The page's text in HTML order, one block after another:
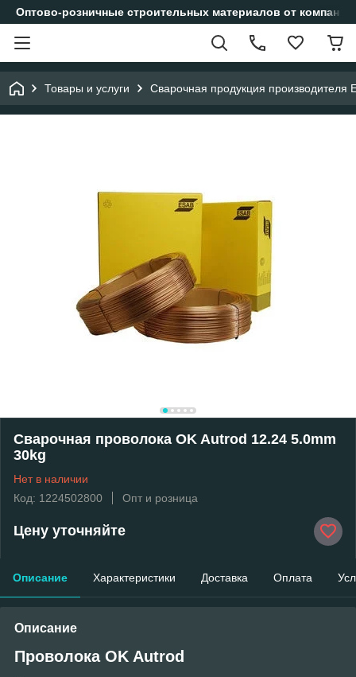
Оптово-розничные строительных материалов от
Товары и услуги Сварочная продукция производителя
Сварочная проволока OK Autrod 12.24 5.0mm
30kg
Нет в наличии
Код: 1224502800
Опт и розница
Цену уточняйте
Описание Характеристики Доставка Оплата
Описание
Проволока OK Autrod